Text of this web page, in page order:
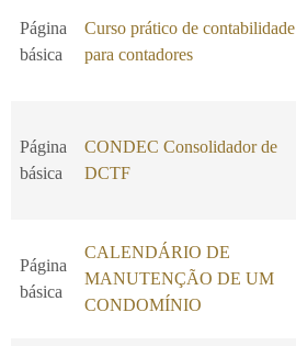
Página
básica
Curso prático de contabilidade
para contadores
Página
básica
CONDEC Consolidador de
DCTF
Página
básica
CALENDÁRIO DE
MANUTENÇÃO DE UM
CONDOMÍNIO